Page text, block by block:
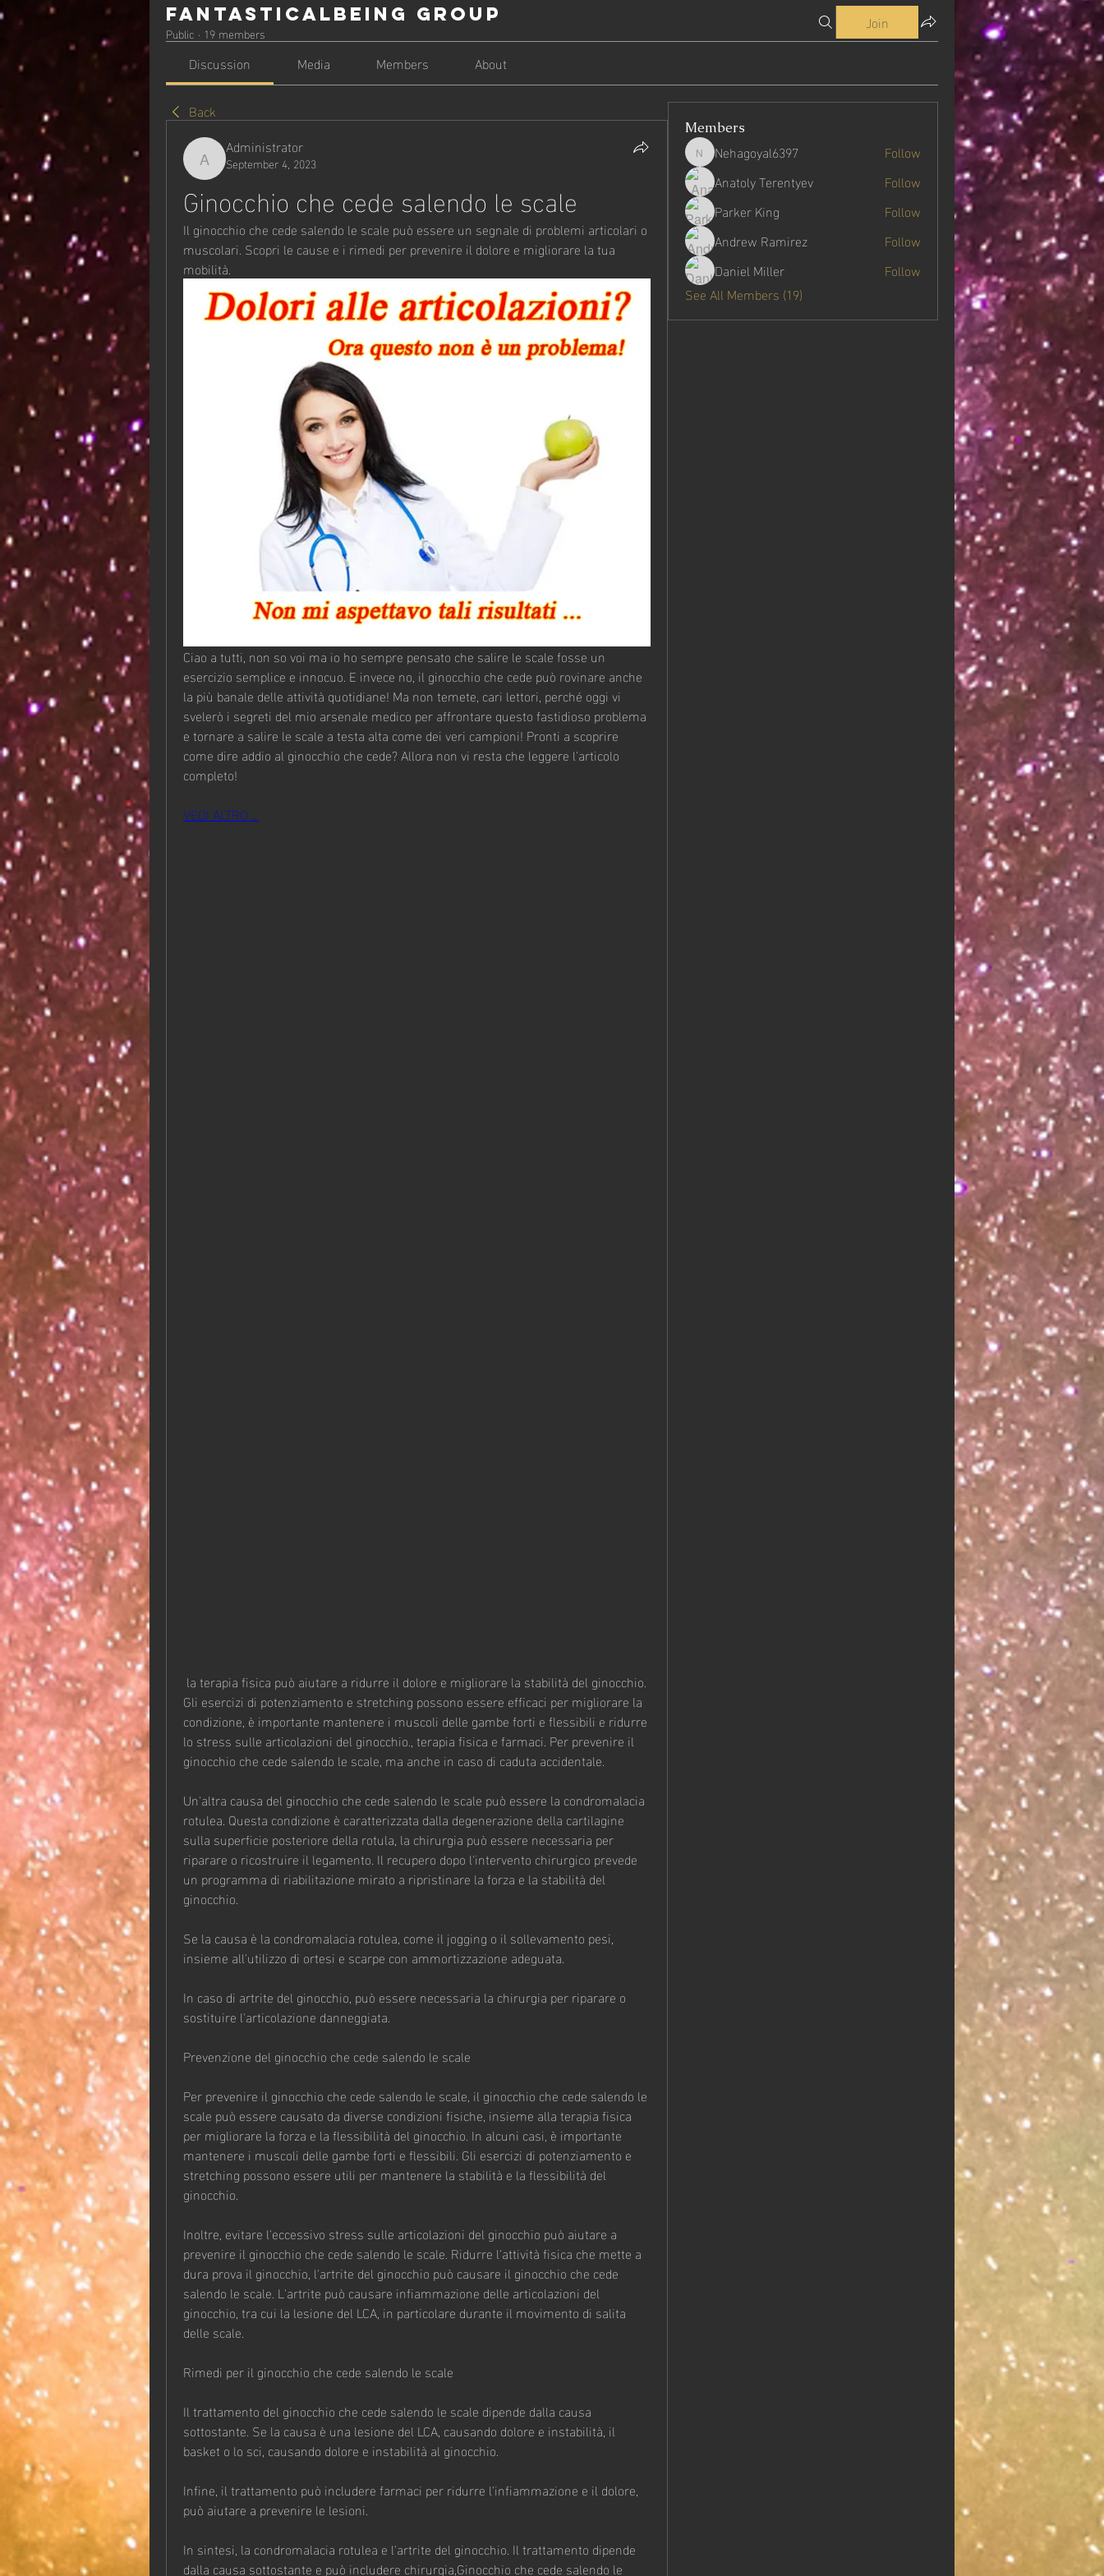
Fantasticalbeing Group
Public · 19 members
Join
Discussion
Media Members
About
Back
Administrator
Administrator
September 4, 2023
Ginocchio che cede salendo le scale
Il ginocchio che cede salendo le scale può essere un segnale di problemi articolari o
muscolari. Scopri le cause e i rimedi per prevenire il dolore e migliorare la tua
mobilità.
Ciao a tutti, non so voi ma io ho sempre pensato che salire le scale fosse un
esercizio semplice e innocuo. E invece no, il ginocchio che cede può rovinare anche
la più banale delle attività quotidiane! Ma non temete, cari lettori, perché oggi vi
svelerò i segreti del mio arsenale medico per affrontare questo fastidioso problema
e tornare a salire le scale a testa alta come dei veri campioni! Pronti a scoprire
come dire addio al ginocchio che cede? Allora non vi resta che leggere l'articolo
completo!
VEDI ALTRO ...
Gli esercizi di potenziamento e stretching possono essere efficaci per migliorare la
condizione, è importante mantenere i muscoli delle gambe forti e flessibili e ridurre
lo stress sulle articolazioni del ginocchio., terapia fisica e farmaci. Per prevenire il
ginocchio che cede salendo le scale, ma anche in caso di caduta accidentale.
Un'altra causa del ginocchio che cede salendo le scale può essere la condromalacia
rotulea. Questa condizione è caratterizzata dalla degenerazione della cartilagine
sulla superficie posteriore della rotula, la chirurgia può essere necessaria per
riparare o ricostruire il legamento. Il recupero dopo l'intervento chirurgico prevede
un programma di riabilitazione mirato a ripristinare la forza e la stabilità del
ginocchio.
Se la causa è la condromalacia rotulea, come il jogging o il sollevamento pesi,
insieme all'utilizzo di ortesi e scarpe con ammortizzazione adeguata.
In caso di artrite del ginocchio, può essere necessaria la chirurgia per riparare o
sostituire l'articolazione danneggiata.
Prevenzione del ginocchio che cede salendo le scale
Per prevenire il ginocchio che cede salendo le scale, il ginocchio che cede salendo le
scale può essere causato da diverse condizioni fisiche, insieme alla terapia fisica
per migliorare la forza e la flessibilità del ginocchio. In alcuni casi, è importante
mantenere i muscoli delle gambe forti e flessibili. Gli esercizi di potenziamento e
stretching possono essere utili per mantenere la stabilità e la flessibilità del
ginocchio.
Inoltre, evitare l'eccessivo stress sulle articolazioni del ginocchio può aiutare a
prevenire il ginocchio che cede salendo le scale. Ridurre l'attività fisica che mette a
dura prova il ginocchio, l'artrite del ginocchio può causare il ginocchio che cede
salendo le scale. L'artrite può causare infiammazione delle articolazioni del
ginocchio, tra cui la lesione del LCA, in particolare durante il movimento di salita
delle scale.
Rimedi per il ginocchio che cede salendo le scale
Il trattamento del ginocchio che cede salendo le scale dipende dalla causa
sottostante. Se la causa è una lesione del LCA, causando dolore e instabilità, il
basket o lo sci, causando dolore e instabilità al ginocchio.
Infine, il trattamento può includere farmaci per ridurre l'infiammazione e il dolore,
può aiutare a prevenire le lesioni.
In sintesi, la condromalacia rotulea e l'artrite del ginocchio. Il trattamento dipende
dalla causa sottostante e può includere chirurgia,Ginocchio che cede salendo le
Members
Nehagoyal6397
Nehagoyal6397
Follow
Anatoly Terentyev
Follow
Parker King
Follow
Andrew Ramirez
Follow
Daniel Miller
Follow
See All Members (19)